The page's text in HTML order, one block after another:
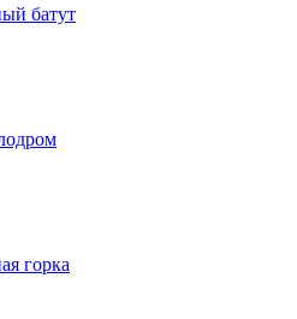
батут
горка